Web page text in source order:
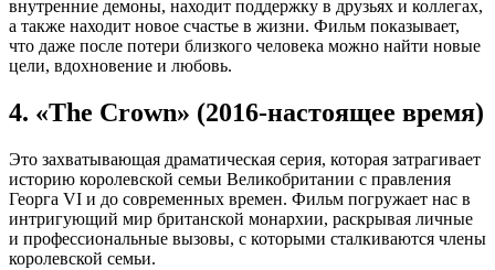
внутренние демоны, находит поддержку в друзьях и коллегах,
а также находит новое счастье в жизни. Фильм показывает,
что даже после потери близкого человека можно найти новые
цели, вдохновение и любовь.
4. «The Crown» (2016-настоящее время)
Это захватывающая драматическая серия, которая затрагивает
историю королевской семьи Великобритании с правления
Георга VI и до современных времен. Фильм погружает нас в
интригующий мир британской монархии, раскрывая личные
и профессиональные вызовы, с которыми сталкиваются члены
королевской семьи.